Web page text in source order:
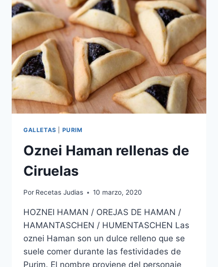
NUECES
GALLETAS PURIM
Oznei Haman rellenas de
Ciruelas
Por Recetas Judias 10 marzo, 2020
HOZNEI HAMAN / OREJAS DE HAMAN /
HAMANTASCHEN / HUMENTASCHEN Las
oznei Haman son un dulce relleno que se
suele comer durante las festividades de
Purim. El nombre proviene del personaje